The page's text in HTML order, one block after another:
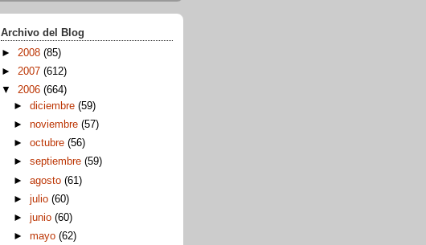
Archivo del Blog
► 2008 (85)
► 2007 (612)
▼ 2006 (664)
►diciembre(59)
►noviembre(57)
►octubre(56)
►septiembre(59)
►agosto(61)
►julio(60)
►junio(60)
►mayo(62)